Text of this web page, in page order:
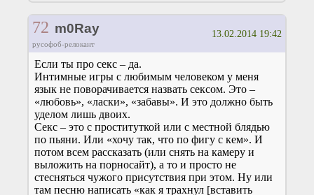
72 m0Ray
русофоб-релокант
13.02.2014 19:42
Если ты про секс – да.
Интимные игры с любимым человеком у меня
язык не поворачивается назвать сексом. Это –
«любовь», «ласки», «забавы». И это должно быть
уделом лишь двоих.
Секс – это с проституткой или с местной блядью
по пьяни. Или «хочу так, что по фигу с кем». И
потом всем рассказать (или снять на камеру и
выложить на порносайт), а то и просто не
стесняться чужого присутствия при этом. Ну или
там песню написать «как я трахнул [вставить